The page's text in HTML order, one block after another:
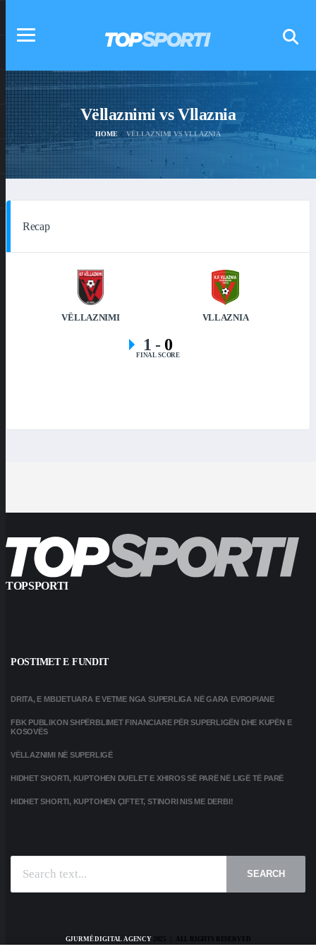
Vëllaznimi vs Vllaznia
HOME VËLLAZNIMI VS VLLAZNIA
Recap
VËLLAZNIMI VLLAZNIA
1- 0
FINAL SCORE
TOPSPORTI
POSTIMET E FUNDIT
DRITA, E MBIJETUARA E VETME NGA SUPERLIGA NË GARA EVROPIANE
FBK PUBLIKON SHPËRBLIMET FINANCIARE PËR SUPERLIGËN DHE KUPËN E
KOSOVËS
VËLLAZNIMI NË SUPERLIGË
HIDHET SHORTI, KUPTOHEN DUELET E XHIROS SË PARË NË LIGË TË PARË
HIDHET SHORTI, KUPTOHEN ÇIFTET, STINORI NIS ME DERBI!
SEARCH
GJURMË DIGITAL AGENCY2025 | ALL RIGHTS RESERVED